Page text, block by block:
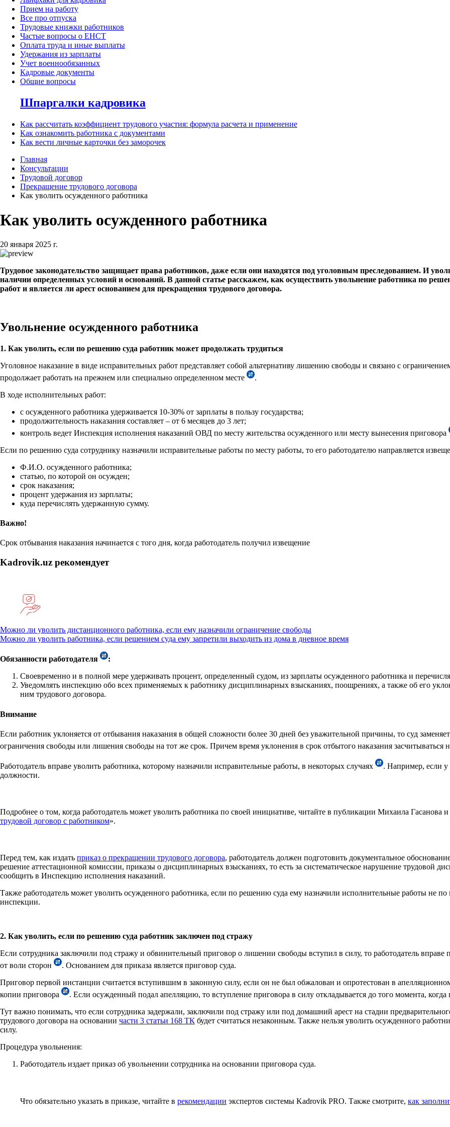
Прием на работу
Все про отпуска
Трудовые книжки работников
Частые вопросы о ЕНСТ
Оплата труда и иные выплаты
Удержания из зарплаты
Учет военнообязанных
Кадровые документы
Общие вопросы
Шпаргалки кадровика
Как рассчитать коэффициент трудового участия: формула расчета и применение
Как ознакомить работника с документами
Как вести личные карточки без заморочек
Главная
Консультации
Трудовой договор
Прекращение трудового договора
Как уволить осужденного работника
Как уволить осужденного работника
20 января 2025 г.
Трудовое законодательство защищает права работников, даже если они находятся под уголовным преследованием. И
наличии определенных условий и оснований. В данной статье расскажем, как осуществить увольнение работника по
работ и является ли арест основанием для прекращения трудового договора.
Увольнение осужденного работника
1. Как уволить, если по решению суда работник может продолжать трудиться
Уголовное наказание в виде исправительных работ представляет собой альтернативу лишению свободы и связано с
продолжает работать на прежнем или специально определенном месте
.
В ходе исполнительных работ:
с осужденного работника удерживается 10-30% от зарплаты в пользу государства;
продолжительность наказания составляет – от 6 месяцев до 3 лет;
контроль ведет Инспекция исполнения наказаний ОВД по месту жительства осужденного или месту вынесения приговора
Если по решению суда сотруднику назначили исправительные работы по месту работы, то его работодателю направляется
Ф.И.О. осужденного работника;
статью, по которой он осужден;
срок наказания;
процент удержания из зарплаты;
куда перечислять удержанную сумму.
Важно!
Срок отбывания наказания начинается с того дня, когда работодатель получил извещение
Kadrovik.uz рекомендует
Можно ли уволить дистанционного работника, если ему назначили ограничение свободы
Можно ли уволить работника, если решением суда ему запретили выходить из дома в дневное время
Обязанности работодателя
:
Своевременно и в полной мере удерживать процент, определенный судом, из зарплаты осужденного работника и
Уведомлять инспекцию обо всех применяемых к работнику дисциплинарных взысканиях, поощрениях, а также об его
ним трудового договора.
Внимание
Если работник уклоняется от отбывания наказания в общей сложности более 30 дней без уважительной причины, то суд
ограничения свободы или лишения свободы на тот же срок. Причем время уклонения в срок отбытого наказания засчитываться
Работодатель вправе уволить работника, которому назначили исправительные работы, в некоторых случаях
. Например, если у
должности.
Подробнее о том, когда работодатель может уволить работника по своей инициативе, читайте в публикации Михаила Гасанова
трудовой договор с работником».
Перед тем, как издать приказ о прекращении трудового договора, работодатель должен подготовить документальное
решение аттестационной комиссии, приказы о дисциплинарных взысканиях, то есть за систематическое нарушение трудовой
сообщить в Инспекцию исполнения наказаний.
Также работодатель может уволить осужденного работника, если по решению суда ему назначили исполнительные работы не
инспекции.
2. Как уволить, если по решению суда работник заключен под стражу
Если сотрудника заключили под стражу и обвинительный приговор о лишении свободы вступил в силу, то работодатель вправе
от воли сторон
. Основанием для приказа является приговор суда.
Приговор первой инстанции считается вступившим в законную силу, если он не был обжалован и опротестован в
копии приговора
. Если осужденный подал апелляцию, то вступление приговора в силу откладывается до того момента,
Тут важно понимать, что если сотрудника задержали, заключили под стражу или под домашний арест на стадии
трудового договора на основании части 3 статьи 168 ТК будет считаться незаконным. Также нельзя уволить осужденного
силу.
Процедура увольнения:
Работодатель издает приказ об увольнении сотрудника на основании приговора суда.
Что обязательно указать в приказе, читайте в рекомендации экспертов системы Kadrovik PRO. Также смотрите, как